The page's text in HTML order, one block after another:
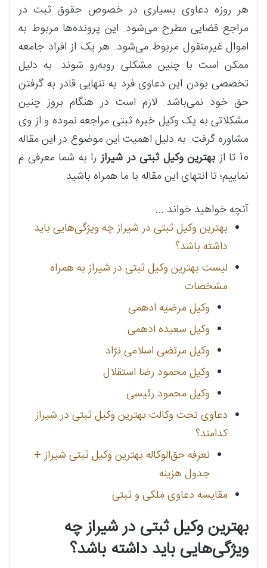
هر روزه دعاوی بسیاری در خصوص حقوق ثبت در
مراجع قضایی مطرح می‌شود. این پرونده‌ها مربوط به
اموال غیرمنقول مربوط می‌شود. هر یک از افراد جامعه
ممکن است با چنین مشکلی رو‌به‌رو شوند. به دلیل
تخصصی بودن این دعاوی فرد به تنهایی قادر به گرفتن
حق خود نمی‌باشد. لازم است در هنگام بروز چنین
مشکلاتی به یک وکیل خبره ثبتی مراجعه نموده و از وی
مشاوره گرفت. به دلیل اهمیت این موضوع در این مقاله
10 تا از
بهترین وکیل ثبتی در شیرازرا به شما معرفی م‌
نماییم؛ تا انتهای این مقاله با ما همراه باشید.
آنچه خواهید خواند ...
بهترین وکیل ثبتی در شیراز چه ویژگی‌هایی باید
داشته باشد؟
لیست بهترین وکیل ثبتی در شیراز به همراه
مشخصات
وکیل مرضیه ادهمی
وکیل سعیده ادهمی
وکیل مرتضی اسلامی نژاد
وکیل محمود رضا استقلال
وکیل محمود رئیسی
دعاوی تحت وکالت بهترین وکیل ثبتی در شیراز
کدامند؟
تعرفه حق‌الوکاله بهترین وکیل ثبتی شیراز +
جدول هزینه
مقایسه دعاوی ملکی و ثبتی
بهترین وکیل ثبتی در شیراز چه
ویژگی‌هایی باید داشته باشد؟